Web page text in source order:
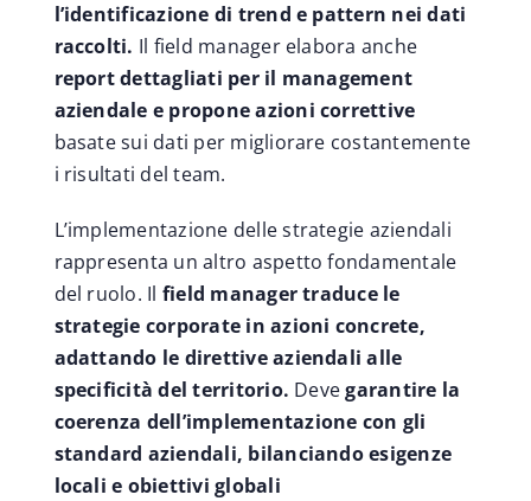
l’identificazione di trend e pattern nei dati
raccolti. Il field manager elabora anche
report dettagliati per il management
aziendale e propone azioni correttive
basate sui dati per migliorare costantemente
i risultati del team.
L’implementazione delle strategie aziendali
rappresenta un altro aspetto fondamentale
del ruolo. Il field manager traduce le
strategie corporate in azioni concrete,
adattando le direttive aziendali alle
specificità del territorio. Devegarantire la
coerenza dell’implementazione con gli
standard aziendali, bilanciando esigenze
locali e obiettivi globali